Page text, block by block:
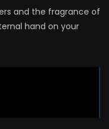
and the fragrance of
hand on your